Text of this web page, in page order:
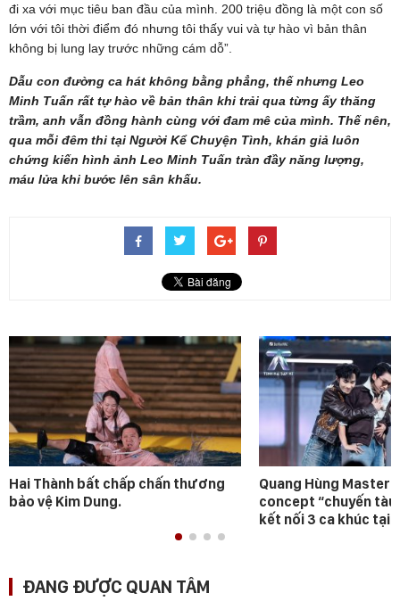
đi xa với mục tiêu ban đầu của mình. 200 triệu đồng là một con số
lớn với tôi thời điểm đó nhưng tôi thấy vui và tự hào vì bản thân
không bị lung lay trước những cám dỗ”.
Dẫu con đường ca hát không bằng phẳng, thế nhưng Leo
Minh Tuấn rất tự hào về bản thân khi trải qua từng ấy thăng
trầm, anh vẫn đồng hành cùng với đam mê của mình. Thế nên,
qua mỗi đêm thi tại Người Kể Chuyện Tình, khán giả luôn
chứng kiến hình ảnh Leo Minh Tuấn tràn đầy năng lượng,
máu lửa khi bước lên sân khấu.
Hai Thành bất chấp chấn thương
bảo vệ Kim Dung.
Quang Hùng
concept “chuyến tàu
kết nối 3 ca khúc tại
ĐANG ĐƯỢC QUAN TÂM